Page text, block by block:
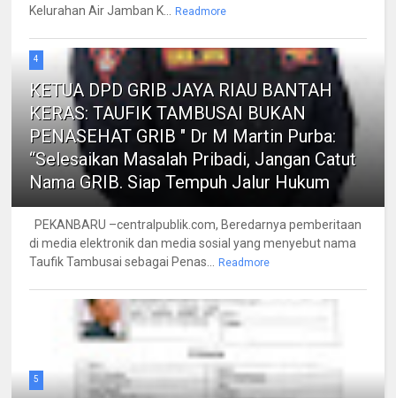
Kelurahan Air Jamban K...
Readmore
4
KETUA DPD GRIB JAYA RIAU BANTAH
KERAS: TAUFIK TAMBUSAI BUKAN
PENASEHAT GRIB " Dr M Martin Purba:
“Selesaikan Masalah Pribadi, Jangan Catut
Nama GRIB. Siap Tempuh Jalur Hukum
PEKANBARU –centralpublik.com, Beredarnya pemberitaan
di media elektronik dan media sosial yang menyebut nama
Taufik Tambusai sebagai Penas...
Readmore
5